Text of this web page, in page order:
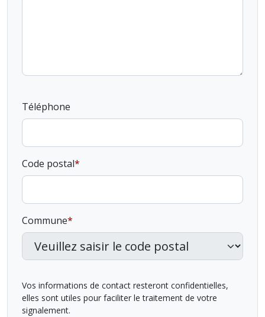
Téléphone
Code postal
Commune
Vos informations de contact resteront confidentielles,
elles sont utiles pour faciliter le traitement de votre
signalement.